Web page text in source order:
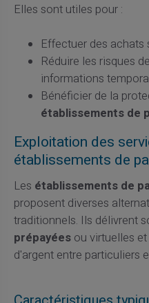
Elles sont utiles pour :
Effectuer des achats
Réduire les risques
informations
Bénéficier de la
établissements de
Exploitation des
établissements de
Les établissements de
proposent diverses
traditionnels. Ils délivrent
prépayéesou virtuelles
d'argent entre particuliers